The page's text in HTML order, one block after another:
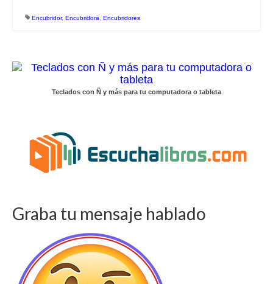
Encubridor, Encubridora Encubridores
Teclados con Ñ y más para tu computadora o tableta
Graba tu mensaje hablado